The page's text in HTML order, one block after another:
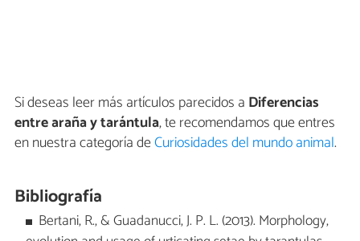
Si deseas leer más artículos parecidos a Diferencias
entre araña y tarántula, te recomendamos que entres
en nuestra categoría deCuriosidades del mundo animal.
Bibliografía
Bertani, R., & Guadanucci, J. P. L. (2013). Morphology,